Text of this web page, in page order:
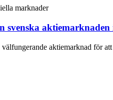
marknader
svenska
välfungerande aktiemarknad för